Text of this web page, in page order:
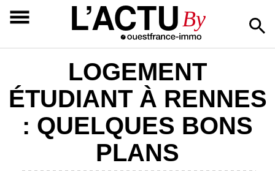
L’ACTUBy
LOGEMENT
ÉTUDIANT À RENNES
: QUELQUES BONS
PLANS